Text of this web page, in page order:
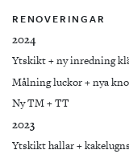
RENOVERINGAR
2024
Ytskikt + ny inredning
Målning luckor + nya
Ny TM + TT
2023
Ytskikt hallar +